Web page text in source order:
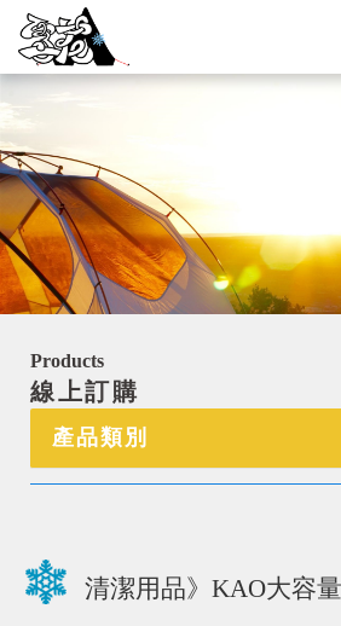
Products
線上訂購
產品類別
清潔用品》KAO大容